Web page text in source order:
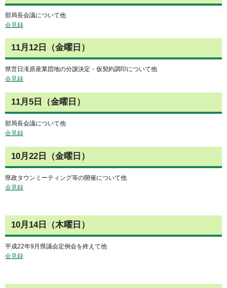
部局長会議について他
会見録
11月12日（金曜日）
県営日滝原産業団地の分譲決定・仮契約調印について他
会見録
11月5日（金曜日）
部局長会議について他
会見録
10月22日（金曜日）
県政タウンミーティング等の開催について他
会見録
10月14日（木曜日）
平成22年9月県議会定例会を終えて他
会見録